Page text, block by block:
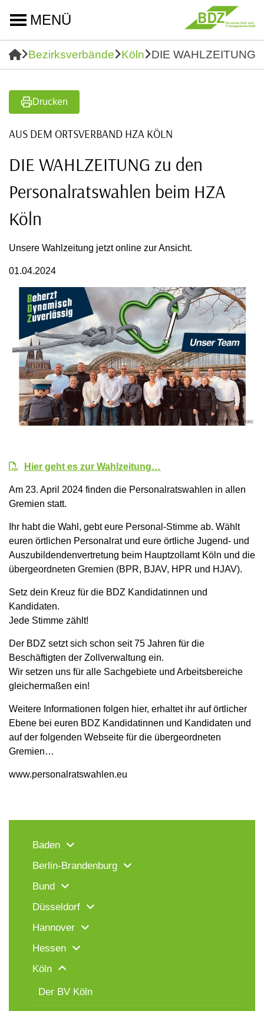
MENÜ
Bezirksverbände Köln DIE WAHLZEITUNG
Drucken
AUS DEM ORTSVERBAND HZA KÖLN
DIE WAHLZEITUNG zu den
Personalratswahlen beim HZA
Köln
Unsere Wahlzeitung jetzt online zur Ansicht.
01.04.2024
Hier geht es zur Wahlzeitung…
Am 23. April 2024 finden die Personalratswahlen in allen
Gremien statt.
Ihr habt die Wahl, gebt eure Personal-Stimme ab. Wählt
euren örtlichen Personalrat und eure örtliche Jugend- und
Auszubildendenvertretung beim Hauptzollamt Köln und die
übergeordneten Gremien (BPR, BJAV, HPR und HJAV).
Setz dein Kreuz für die BDZ Kandidatinnen und
Kandidaten.
Jede Stimme zählt!
Der BDZ setzt sich schon seit 75 Jahren für die
Beschäftigten der Zollverwaltung ein.
Wir setzen uns für alle Sachgebiete und Arbeitsbereiche
gleichermaßen ein!
Weitere Informationen folgen hier, erhaltet ihr auf örtlicher
Ebene bei euren BDZ Kandidatinnen und Kandidaten und
auf der folgenden Webseite für die übergeordneten
Gremien…
www.personalratswahlen.eu
Baden
Berlin-Brandenburg
Bund
Düsseldorf
Hannover
Hessen
Köln
Der BV Köln